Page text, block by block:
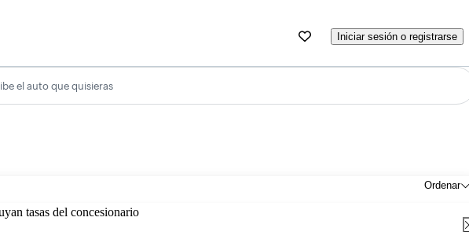
Iniciar sesión o registrarse
el auto que quisieras
Ordenar
tasas del concesionario